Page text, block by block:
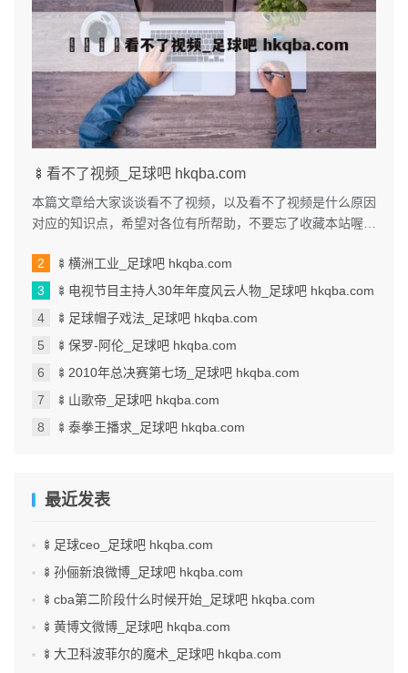
🍢看不了视频_足球吧 hkqba.com
本篇文章给大家谈谈看不了视频，以及看不了视频是什么原因
对应的知识点，希望对各位有所帮助，不要忘了收藏本站喔。
🍢横洲工业_足球吧 hkqba.com
🍢电视节目主持人30年年度风云人物_足球吧 hkqba.com
🍢足球帽子戏法_足球吧 hkqba.com
🍢保罗-阿伦_足球吧 hkqba.com
🍢2010年总决赛第七场_足球吧 hkqba.com
🍢山歌帝_足球吧 hkqba.com
🍢泰拳王播求_足球吧 hkqba.com
最近发表
🍢足球ceo_足球吧 hkqba.com
🍢孙俪新浪微博_足球吧 hkqba.com
🍢cba第二阶段什么时候开始_足球吧 hkqba.com
🍢黄博文微博_足球吧 hkqba.com
🍢大卫科波菲尔的魔术_足球吧 hkqba.com